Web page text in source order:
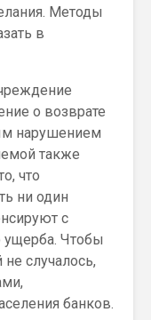
Методы
в
о возврате
нарушением
также
что
ни один
с
ущерба. Чтобы
случалось,
банков.